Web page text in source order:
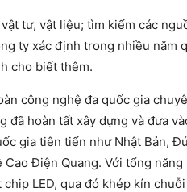
tư, vật liệu; tìm kiếm các
ty xác định trong nhiều năm
cho biết thêm.
công nghệ đa quốc gia
hoàn tất xây dựng và đưa
gia tiên tiến như Nhật Bản,
Điện Quang. Với tổng
LED, qua đó khép kín